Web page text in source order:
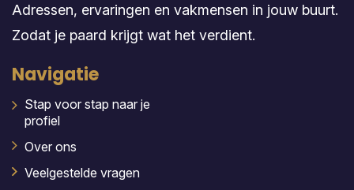
Adressen, ervaringen en vakmensen in jouw buurt.
Zodat je paard krijgt wat het verdient.
Navigatie
Stap voor stap naar je
profiel
Over ons
Veelgestelde vragen